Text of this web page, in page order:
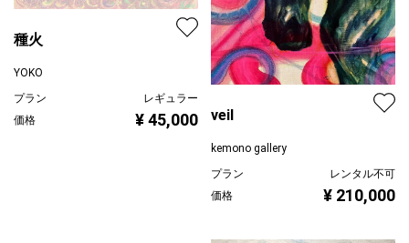
種火
YOKO
プラン
レギュラー
価格
¥ 45,000 veil
kemono gallery
プラン
レンタル不可
価格
¥ 210,000